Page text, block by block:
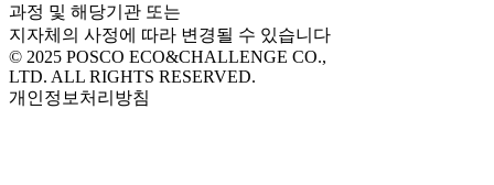
과정 및 해당기관 또는
지자체의 사정에 따라 변경될 수 있습니다
© 2025 POSCO ECO&CHALLENGE CO.,
LTD. ALL RIGHTS RESERVED.
개인정보처리방침